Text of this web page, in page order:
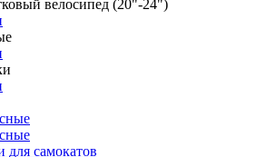
велосипед (20"-24")
для самокатов